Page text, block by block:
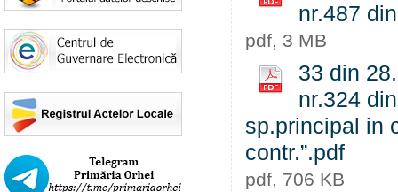
nr.487
pdf, 3 MB
33 din
nr.324
sp.principal in
contr.”.pdf
pdf, 706 KB